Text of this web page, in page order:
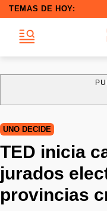
TEMAS DE HOY:
UNO DECIDE
TED inicia
jurados
provincias